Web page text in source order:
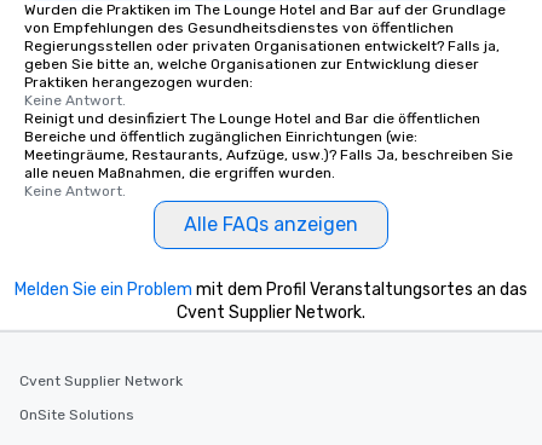
Wurden die Praktiken im The Lounge Hotel and Bar auf der Grundlage
von Empfehlungen des Gesundheitsdienstes von öffentlichen
Regierungsstellen oder privaten Organisationen entwickelt? Falls ja,
geben Sie bitte an, welche Organisationen zur Entwicklung dieser
Praktiken herangezogen wurden:
Keine Antwort.
Reinigt und desinfiziert The Lounge Hotel and Bar die öffentlichen
Bereiche und öffentlich zugänglichen Einrichtungen (wie:
Meetingräume, Restaurants, Aufzüge, usw.)? Falls Ja, beschreiben Sie
alle neuen Maßnahmen, die ergriffen wurden.
Keine Antwort.
Alle FAQs anzeigen
Melden Sie ein Problem mit dem Profil Veranstaltungsortes an das
Cvent Supplier Network.
Cvent Supplier Network
OnSite Solutions